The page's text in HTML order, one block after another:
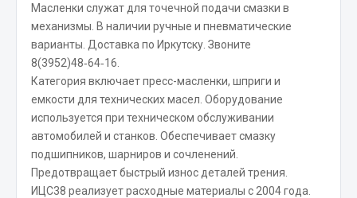
Вилки нагрузочные
Выключатели и переключатели клавишные
Выключатели кнопочные
Выключатель массы
Изолента
Показать ещё
Весь раздел
Масленки служат для точечной подачи смазки в
механизмы. В наличии ручные и пневматические
варианты. Доставка по Иркутску. Звоните
8(3952)48‑64‑16
Категория включает пресс-масленки, шприги и
емкости для технических масел. Оборудование
используется при техническом обслуживании
автомобилей и станков. Обеспечивает смазку
подшипников, шарниров и сочленений.
Предотвращает быстрый износ деталей трения.
ИЦС38 реализует расходные материалы с 2004 года.